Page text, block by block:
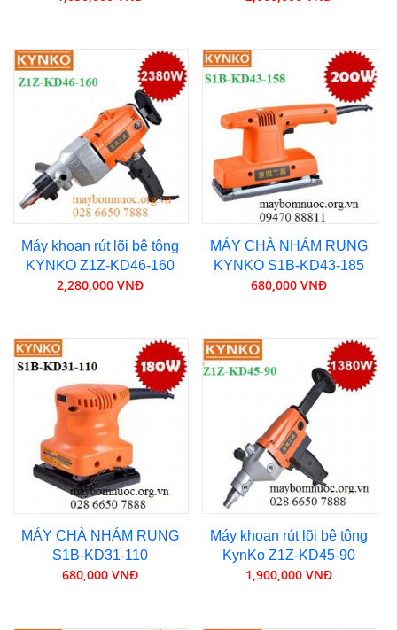
Máy khoan rút lõi bê tông
KYNKO Z1Z-KD46-160
2,280,000 VNĐ
MÁY CHÀ NHÁM RUNG
KYNKO S1B-KD43-185
680,000 VNĐ
MÁY CHÀ NHÁM RUNG
S1B-KD31-110
680,000 VNĐ
Máy khoan rút lõi bê tông
KynKo Z1Z-KD45-90
1,900,000 VNĐ